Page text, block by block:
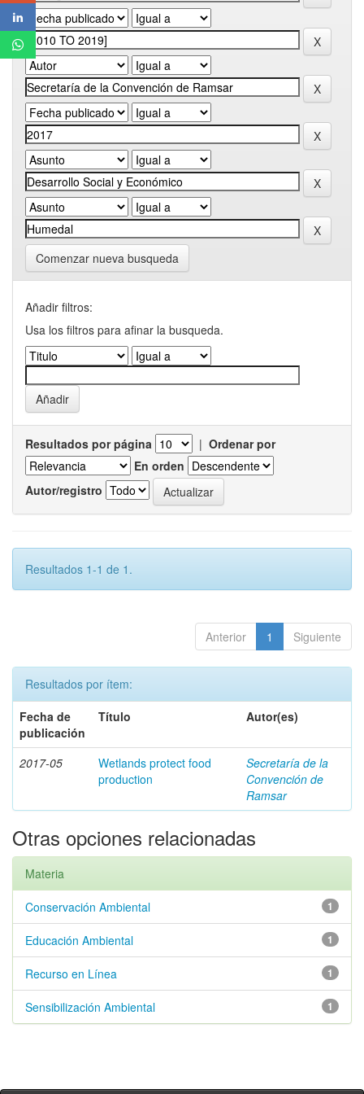
Comenzar nueva busqueda
Añadir filtros:
Usa los filtros para afinar la busqueda.
Resultados por página | Ordenar por
En orden
Autor/registro
Resultados 1-1 de 1.
Anterior 1 Siguiente
Resultados por ítem:
Fecha de
publicación
Título Autor(es)
2017-05
Wetlands protect food
production
Secretaría de la
Convención de
Ramsar
Otras opciones relacionadas
Materia
1
Conservación Ambiental
1
Educación Ambiental
1
Recurso en Línea
1
Sensibilización Ambiental